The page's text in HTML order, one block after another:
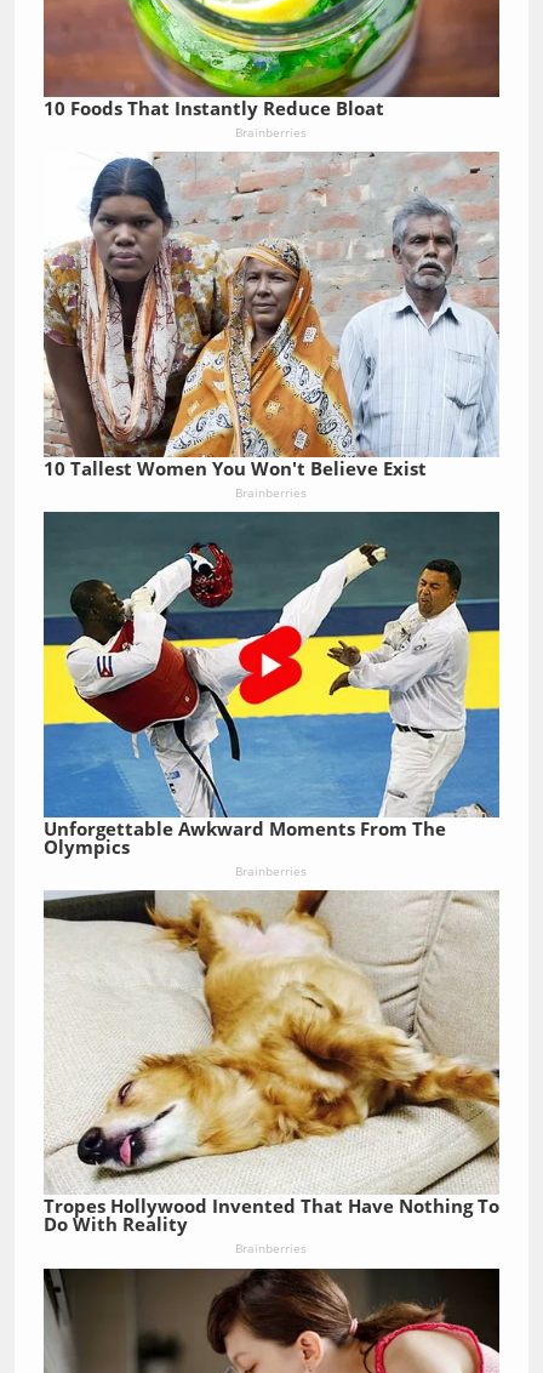
10 Foods That Instantly Reduce Bloat
Brainberries
10 Tallest Women You Won't Believe Exist
Brainberries
Unforgettable Awkward Moments From The
Olympics
Brainberries
Tropes Hollywood Invented That Have Nothing To
Do With Reality
Brainberries